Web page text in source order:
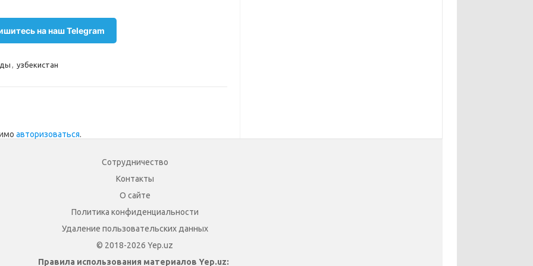
на наш Telegram
, узбекистан
авторизоваться.
Сотрудничество
Контакты
О сайте
Политика конфиденциальности
Удаление пользовательских данных
© 2018-2026 Yep.uz
Правила использования материалов Yep.uz: